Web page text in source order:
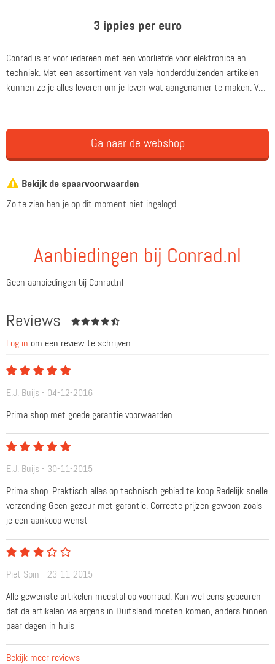
3 ippies per euro
Conrad is er voor iedereen met een voorliefde voor elektronica en
techniek. Met een assortiment van vele honderdduizenden artikelen
kunnen ze je alles leveren om je leven wat aangenamer te maken. Van
Ook voor een nieuwe stijltang kun je bij ze terecht. En het
assortiment breidt zich nog altijd uit. Een groei die ze te danken
hebben aan hun passie voor elektronica. Wat jij zoekt hebben zij al
gevonden.
Ga naar de webshop
Bekijk de spaarvoorwaarden
Zo te zien ben je op dit moment niet ingelogd.
Aanbiedingen bij Conrad.nl
Geen aanbiedingen bij Conrad.nl
Reviews
Log in om een review te schrijven
E.J. Buijs - 04-12-2016
Prima shop met goede garantie voorwaarden
E.J. Buijs - 30-11-2015
Prima shop. Praktisch alles op technisch gebied te koop Redelijk snelle
verzending Geen gezeur met garantie. Correcte prijzen gewoon zoals
je een aankoop wenst
Piet Spin - 23-11-2015
Alle gewenste artikelen meestal op voorraad. Kan wel eens gebeuren
dat de artikelen via ergens in Duitsland moeten komen, anders binnen
paar dagen in huis
Bekijk meer reviews